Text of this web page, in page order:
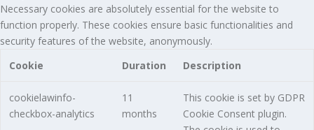
Necessary cookies are absolutely essential for the website to
function properly. These cookies ensure basic functionalities and
security features of the website, anonymously.
Cookie
Duration Description
cookielawinfo-
checkbox-analytics
11
months
This cookie is set by GDPR
Cookie Consent plugin.